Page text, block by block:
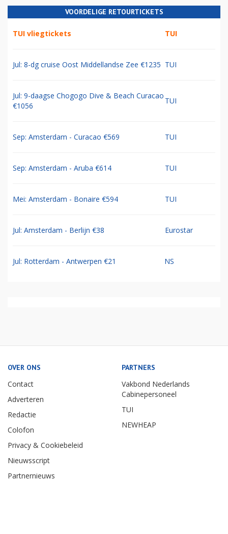
VOORDELIGE RETOURTICKETS
TUI vliegtickets TUI
Jul: 8-dg cruise Oost Middellandse Zee €1235 TUI
Jul: 9-daagse Chogogo Dive & Beach Curacao
€1056
TUI
Sep: Amsterdam - Curacao €569 TUI
Sep: Amsterdam - Aruba €614 TUI
Mei: Amsterdam - Bonaire €594 TUI
Jul: Amsterdam - Berlijn €38 Eurostar
Jul: Rotterdam - Antwerpen €21 NS
OVER ONS
Contact
Adverteren
Redactie
Colofon
Privacy & Cookiebeleid
Nieuwsscript
Partnernieuws
PARTNERS
Vakbond Nederlands
Cabinepersoneel
TUI
NEWHEAP